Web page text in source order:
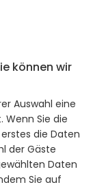
können wir
Auswahl eine
Wenn Sie die
die Daten
der Gäste
Daten
Sie auf